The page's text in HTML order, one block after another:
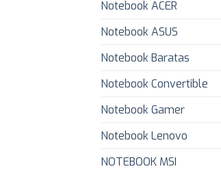
Notebook ACER
Notebook ASUS
Notebook Baratas
Notebook Convertible
Notebook Gamer
Notebook Lenovo
NOTEBOOK MSI